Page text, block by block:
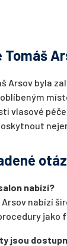
Tomáš
Arsov byla
vlasové
nabízí?
Arsov nabízí
jako
jsou